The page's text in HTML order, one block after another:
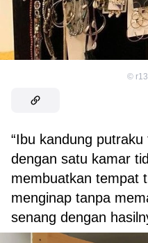
©
“Ibu kandung
dengan satu kamar
membuatkan tempat
menginap tanpa
senang dengan